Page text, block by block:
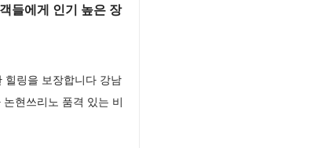
들에게 인기 높은 장
힐링을 보장합니다 강남
현쓰리노 품격 있는 비